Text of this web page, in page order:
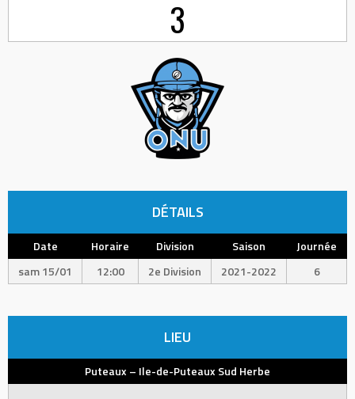
3
DÉTAILS
Date Horaire Division Saison
Journée
sam 15/01
12:00 2e Division 2021-2022 6
LIEU
Puteaux – Ile-de-Puteaux Sud Herbe